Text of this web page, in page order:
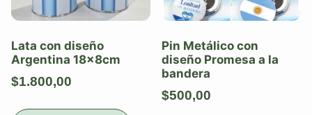
Lata con diseño
Argentina 18x8cm
$1.800,00
Pin Metálico con
diseño Promesa a la
bandera
$500,00